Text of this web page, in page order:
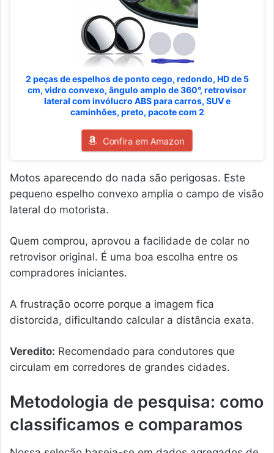
2 peças de espelhos de ponto cego, redondo, HD de 5
cm, vidro convexo, ângulo amplo de 360°, retrovisor
lateral com invólucro ABS para carros, SUV e
caminhões, preto, pacote com 2
Confira em Amazon
Motos aparecendo do nada são perigosas. Este
pequeno espelho convexo amplia o campo de visão
lateral do motorista.
Quem comprou, aprovou a facilidade de colar no
retrovisor original. É uma boa escolha entre os
compradores iniciantes.
A frustração ocorre porque a imagem fica
distorcida, dificultando calcular a distância exata.
Veredito: Recomendado para condutores que
circulam em corredores de grandes cidades.
Metodologia de pesquisa: como
classificamos e comparamos